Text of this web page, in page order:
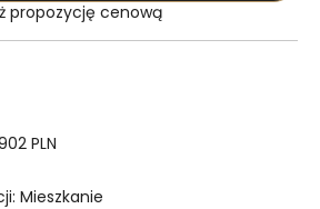
propozycję cenową
PLN
Mieszkanie